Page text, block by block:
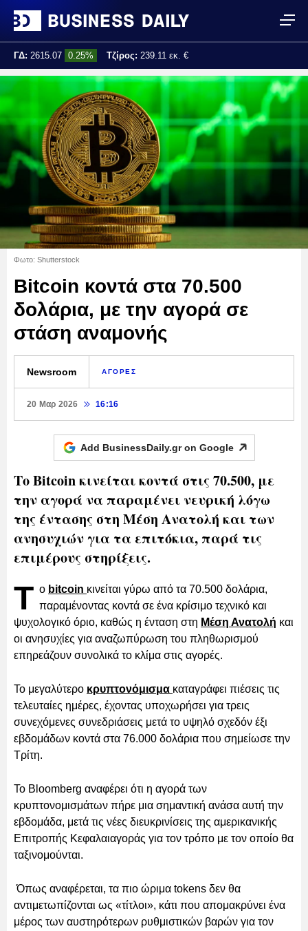
ΓΔ: 2615.07 0.25% Τζίρος: 239.11 εκ. €
Τελ. ενημέρωση: 17:25:01
Φωτο: Shutterstock
Bitcoin κοντά στα 70.500
δολάρια, με την αγορά σε
στάση αναμονής
Newsroom ΑΓΟΡΕΣ
20 Μαρ 2026 16:16
Add BusinessDaily.gr on Google
Το Bitcoin κινείται κοντά στις 70.500, με
την αγορά να παραμένει νευρική λόγω
της έντασης στη Μέση Ανατολή και των
ανησυχιών για τα επιτόκια, παρά τις
επιμέρους στηρίξεις.
Τ ο bitcoin κινείται γύρω από τα 70.500 δολάρια,
παραμένοντας κοντά σε ένα κρίσιμο τεχνικό και
ψυχολογικό όριο, καθώς η ένταση στη Μέση Ανατολή και
οι ανησυχίες για αναζωπύρωση του πληθωρισμού
επηρεάζουν συνολικά το κλίμα στις αγορές.
Το μεγαλύτερο κρυπτονόμισμα καταγράφει πιέσεις τις
τελευταίες ημέρες, έχοντας υποχωρήσει για τρεις
συνεχόμενες συνεδριάσεις μετά το υψηλό σχεδόν έξι
εβδομάδων κοντά στα 76.000 δολάρια που σημείωσε την
Τρίτη.
Το Bloomberg αναφέρει ότι η αγορά των
κρυπτονομισμάτων πήρε μια σημαντική ανάσα αυτή την
εβδομάδα, μετά τις νέες διευκρινίσεις της αμερικανικής
Επιτροπής Κεφαλαιαγοράς για τον τρόπο με τον οποίο θα
ταξινομούνται.
Όπως αναφέρεται, τα πιο ώριμα tokens δεν θα
αντιμετωπίζονται ως «τίτλοι», κάτι που απομακρύνει ένα
μέρος των αυστηρότερων ρυθμιστικών βαρών για τον